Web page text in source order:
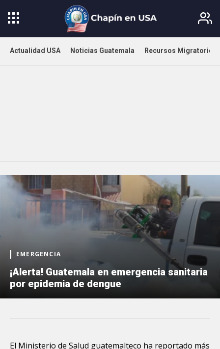
Actualidad USA Noticias Guatemala Recursos Migratorios
EMERGENCIA
¡Alerta! Guatemala en emergencia sanitaria
por epidemia de dengue
El Ministerio de Salud guatemalteco ha reportado más